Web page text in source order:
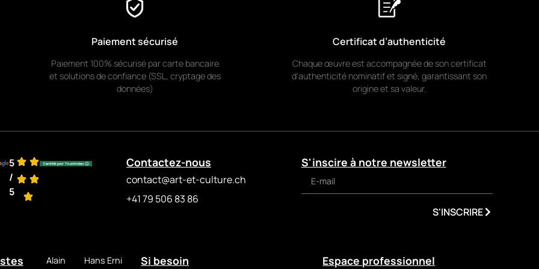
Paiement sécurisé
Paiement 100% sécurisé par carte bancaire
et solutions de confiance (SSL, cryptage des
données)
Certificat d’authenticité
Chaque œuvre est accompagnée de son certificat
d’authenticité nominatif et signé, garantissant son
origine et sa valeur.
5
/
5
Contactez-nous
contact@art-et-culture.ch
+41 79 506 83 86
S'inscire à notre newsletter
S'INSCRIRE
Alain
Hans Erni Si besoin Espace professionnel